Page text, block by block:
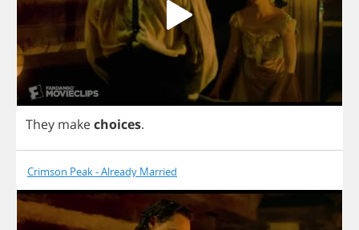
They makechoices.
Crimson Peak - Already Married